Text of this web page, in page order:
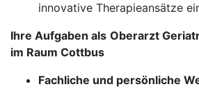
innovative Therapieansätze
Ihre Aufgaben als Oberarzt
im Raum Cottbus
Fachliche und persönliche